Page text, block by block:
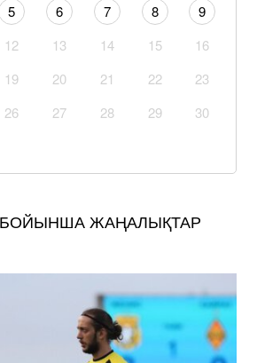
5 6 7 8
9
12 13 14 15
16
19 20 21 22
23
26 27 28 29
30
ЖАҢАЛЫҚТАР